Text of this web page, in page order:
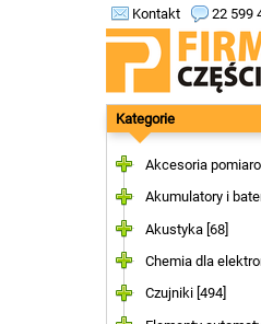
Kontakt 22 599
Kategorie
Akcesoria
Akumulatory i
Akustyka [68]
Chemia dla
Czujniki [494]